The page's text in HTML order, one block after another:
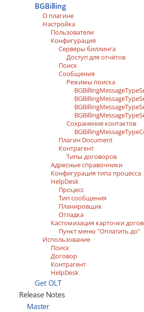
BGBilling
О плагине
Настройка
Пользователи
Конфигурация
Серверы биллинга
Доступ для отчётов
Поиск
Сообщения
Режимы поиска
Сохранение контактов
Плагин Document
Контрагент
Типы договоров
Адресные справочники
Конфигурация типа процесса
HelpDesk
Процесс
Тип сообщения
Планировщик
Отладка
Кастомизация карточки
Пункт меню "Оплатить до"
Использование
Поиск
Договор
Контрагент
HelpDesk
Get OLT
Release Notes
Master